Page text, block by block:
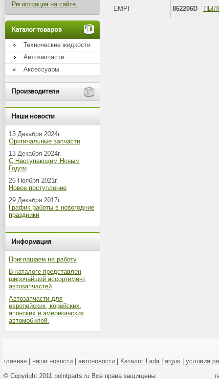
Регистрация на сайте.
Каталог товаров
Технические жидкости
Автозапчасти
Аксессуары
Производители
Наши новости
13 Декабря 2024г.
Оригинальные запчасти
13 Декабря 2024г.
С Наступающим Новым
Годом
26 Ноября 2021г.
Новое поступление
29 Декабря 2017г.
График работы в новогодние
праздники
Информация
Приглашаем на работу
В каталоге представлен
широчайший ассортимент
автозапчастей
Автозапчасти для
европейских, корейских,
японских и американских
автомобилей.
EMPI 862206D
главная наши новости автоновости Каталог Lada Largus
условия
© Copyright 2011 pointparts.ru Все права защищены.